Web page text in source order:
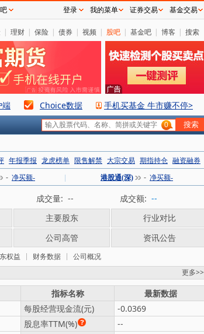
| 理财 | 保险 | 债券 | 视频 | 股吧 | 基金吧 | 博客 | 搜索
端 Choice数据 手机买基金 牛市赚不停>
0
年报季报 龙虎榜单 限售解禁 大宗交易 期指持仓 融资融券
- 净买额- 港股通(深) - 净买额-
成交量: -- 成交额: --
主要股东
行业对比
公司高管 资讯公告
权益 财务数据 公司概况
更多>>
指标名称
最新数据
每股经营现金流(元)
-0.0369
股息率TTM(%)
--
登录 我的菜单 证券交易 基金交易